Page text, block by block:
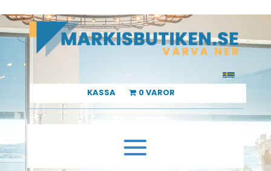
KASSA 0 VAROR